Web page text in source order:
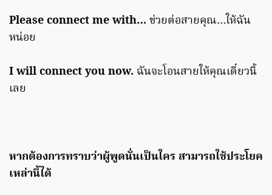
Please connect me with…ช่วยต่อสายคุณ…ให้ฉัน
หน่อย
I will connect you now. ฉันจะโอนสายให้คุณเดี๋ยวนี้
เลย
หากต้องการทราบว่าผู้พูดนั่นเป็นใคร สามารถใช้ประโยค
เหล่านี้ได้